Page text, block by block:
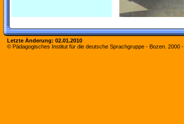
Letzte Änderung: 02.01.2010
© Pädagogisches Institut für die deutsche Sprachgruppe - Bozen. 2000 -